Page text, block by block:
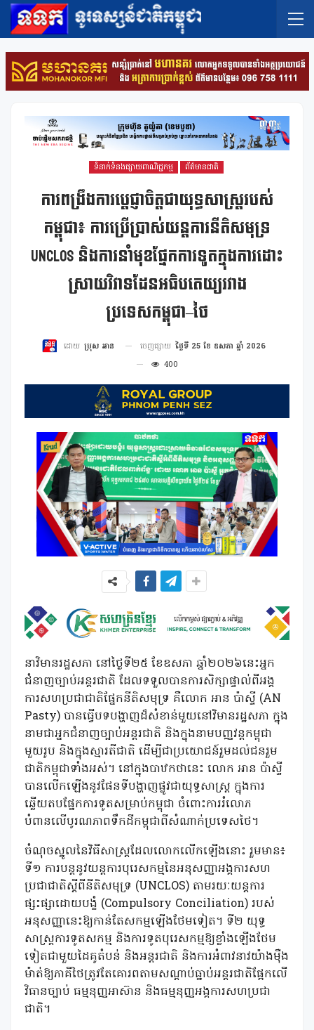
ទំនាក់ទំនងផ្សាយពាណិជ្ជកម្ម ព័ត៌មានជាតិ
ការពង្រឹងការប្តេជ្ញាចិត្តជាយុទ្ធសាស្ត្ររបស់
កម្ពុជា៖ ការប្រើប្រាស់យន្តការនីតិសមុទ្រ
UNCLOS និងការនាំមុខផ្នែកការទូតក្នុងការដោះ
ស្រាយវិវាទដែនអធិបតេយ្យរវាង
ប្រទេសកម្ពុជា–ថៃ
ដោយ ប្រុស អាន ចេញផ្សាយ ថ្ងៃទី 25 ខែ ឧសភា ឆ្នាំ 2026
400
នាវិមានរដ្ឋសភា នៅថ្ងៃទី២៥ ខែឧសភា ឆ្នាំ២០២៦នេះអ្នក
ជំនាញច្បាប់អន្តរជាតិ ដែលទទួលបានការសិក្សាផ្ទាល់ពីអង្គ
ការសហប្រជាជាតិផ្នែកនីតិសមុទ្រ គឺលោក អាន ប៉ាស្ទី (AN
Pasty) បានធ្វើបទបង្ហាញដ៏សំខាន់មួយនៅវិមានរដ្ឋសភា ក្នុង
នាមជាអ្នកជំនាញច្បាប់អន្តរជាតិ និងក្នុងនាមបញ្ញវន្តកម្ពុជា
មួយរូប និងក្នុងស្មារតីជាតិ ដើម្បីជាប្រយោជន៍រួមដល់ជនរួម
ជាតិកម្ពុជាទាំងអស់។ នៅក្នុងបាឋកថានេះ លោក អាន ប៉ាស្ទី
បានលើកឡើងនូវផែនទីបង្ហាញផ្លូវជាយុទ្ធសាស្ត្រ ក្នុងការ
ឆ្លើយតបផ្នែកការទូតសម្រាប់កម្ពុជា ចំពោះការរំលោភ
បំពានលើបូរណភាពទឹកដីកម្ពុជាពីសំណាក់ប្រទេសថៃ។
ចំណុចស្នូលនៃវិធីសាស្ត្រដែលលោកលើកឡើងនោះ រួមមាន៖
ទី១ ការបន្តនូវយន្តការបុរេសកម្មនៃអនុសញ្ញាអង្គការសហ
ប្រជាជាតិស្តីពីនីតិសមុទ្រ (UNCLOS) តាមរយៈយន្តការ
ផ្សះផ្សាដោយបង្ខំ (Compulsory Conciliation) របស់
អនុសញ្ញានេះឱ្យកាន់តែសកម្មឡើងថែមទៀត។ ទី២ យុទ្ធ
សាស្ត្រការទូតសកម្ម និងការទូតបុរេសកម្មឱ្យខ្លាំងឡើងថែម
ទៀតជាមួយដៃគូតំបន់ និងអន្តរជាតិ និងការអំពាវនាវយ៉ាងម៉ឺង
ម៉ាត់ឱ្យភាគីថៃត្រូវតែគោរពតាមសណ្តាប់ធ្នាប់អន្តរជាតិផ្អែកលើ
វិធានច្បាប់ ធម្មនុញ្ញអាស៊ាន និងធម្មនុញ្ញអង្គការសហប្រជា
ជាតិ។